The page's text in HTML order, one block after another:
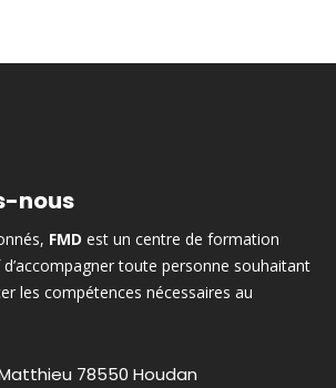
nous
FMD est un centre de formation
toute personne souhaitant
les compétences nécessaires au
78550 Houdan